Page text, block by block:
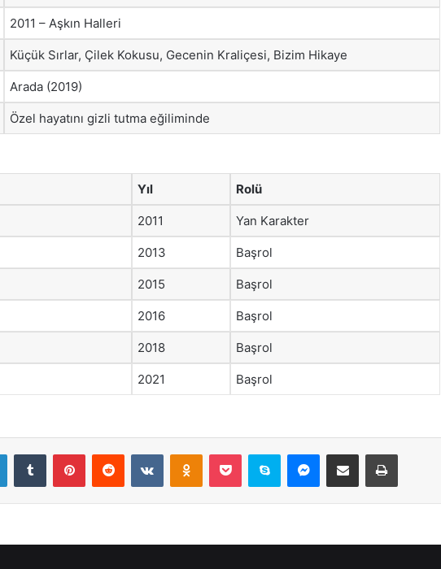
2011 – Aşkın Halleri
Küçük Sırlar, Çilek Kokusu, Gecenin Kraliçesi, Bizim Hikaye
Arada (2019)
Özel hayatını gizli tutma eğiliminde
Yıl Rolü
2011 Yan Karakter
2013 Başrol
2015 Başrol
2016 Başrol
2018 Başrol
2021 Başrol
LinkedInTumblr PinterestReddit VKontakteOdnoklassniki
Pocket Skype Messenger
E-Posta ile paylaş Yazdır